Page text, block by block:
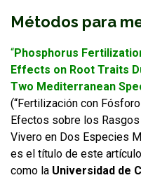
Métodos para
“Phosphorus
Effects on Root Traits
Two Mediterranean
(“Fertilización con
Efectos sobre los
Vivero en Dos Especies
es el título de este
como la Universidad de